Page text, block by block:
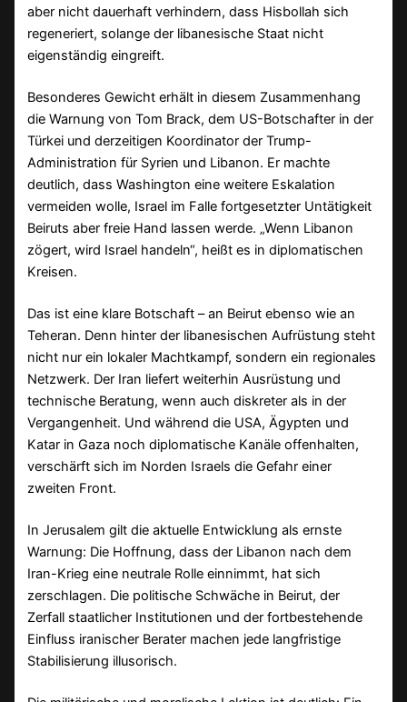
aber nicht dauerhaft verhindern, dass Hisbollah sich
regeneriert, solange der libanesische Staat nicht
eigenständig eingreift.
Besonderes Gewicht erhält in diesem Zusammenhang
die Warnung von Tom Brack, dem US-Botschafter in der
Türkei und derzeitigen Koordinator der Trump-
Administration für Syrien und Libanon. Er machte
deutlich, dass Washington eine weitere Eskalation
vermeiden wolle, Israel im Falle fortgesetzter Untätigkeit
Beiruts aber freie Hand lassen werde. „Wenn Libanon
zögert, wird Israel handeln“, heißt es in diplomatischen
Kreisen.
Das ist eine klare Botschaft – an Beirut ebenso wie an
Teheran. Denn hinter der libanesischen Aufrüstung steht
nicht nur ein lokaler Machtkampf, sondern ein regionales
Netzwerk. Der Iran liefert weiterhin Ausrüstung und
technische Beratung, wenn auch diskreter als in der
Vergangenheit. Und während die USA, Ägypten und
Katar in Gaza noch diplomatische Kanäle offenhalten,
verschärft sich im Norden Israels die Gefahr einer
zweiten Front.
In Jerusalem gilt die aktuelle Entwicklung als ernste
Warnung: Die Hoffnung, dass der Libanon nach dem
Iran-Krieg eine neutrale Rolle einnimmt, hat sich
zerschlagen. Die politische Schwäche in Beirut, der
Zerfall staatlicher Institutionen und der fortbestehende
Einfluss iranischer Berater machen jede langfristige
Stabilisierung illusorisch.